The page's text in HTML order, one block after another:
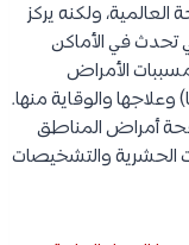
ولكنه يركز
تحدث في الأماكن
الأمراض
وعلاجها والوقاية منها.
أمراض المناطق
الحشرية والتشخيصات